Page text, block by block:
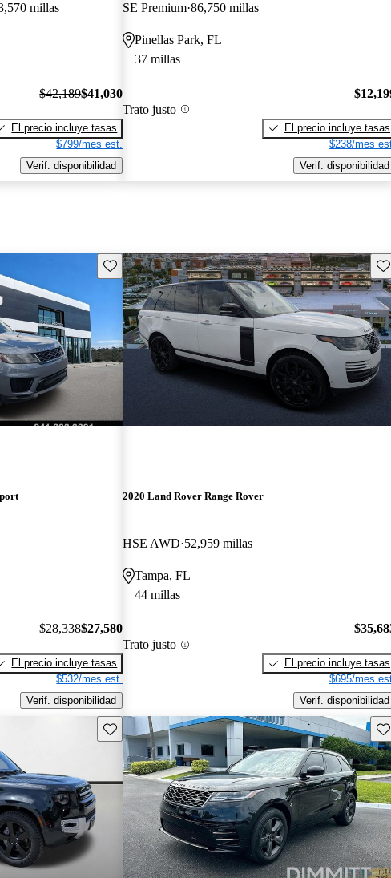
millas
$42,189$41,030
El precio incluye tasas
$799/mes est.
Verif. disponibilidad
SE Premium 86,750 millas
Pinellas Park, FL
37 millas
Trato justo
El precio incluye tasas
$238/mes
Verif. disponibilidad
Guarda este Aviso
$28,338$27,580
El precio incluye tasas
$532/mes est.
Verif. disponibilidad
2020 Land Rover Range Rover
HSE AWD 52,959 millas
Tampa, FL
44 millas
Trato justo
El precio incluye tasas
$695/mes
Verif. disponibilidad
Guarda este Aviso